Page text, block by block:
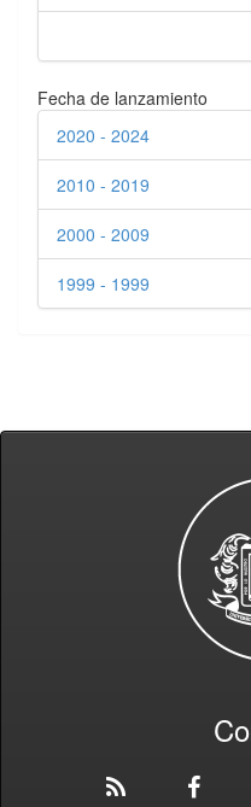
Fecha de lanzamiento
2020 - 2024
2010 - 2019
2000 - 2009
1999 - 1999